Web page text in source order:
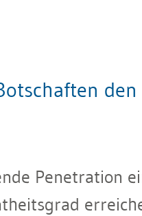
Penetration